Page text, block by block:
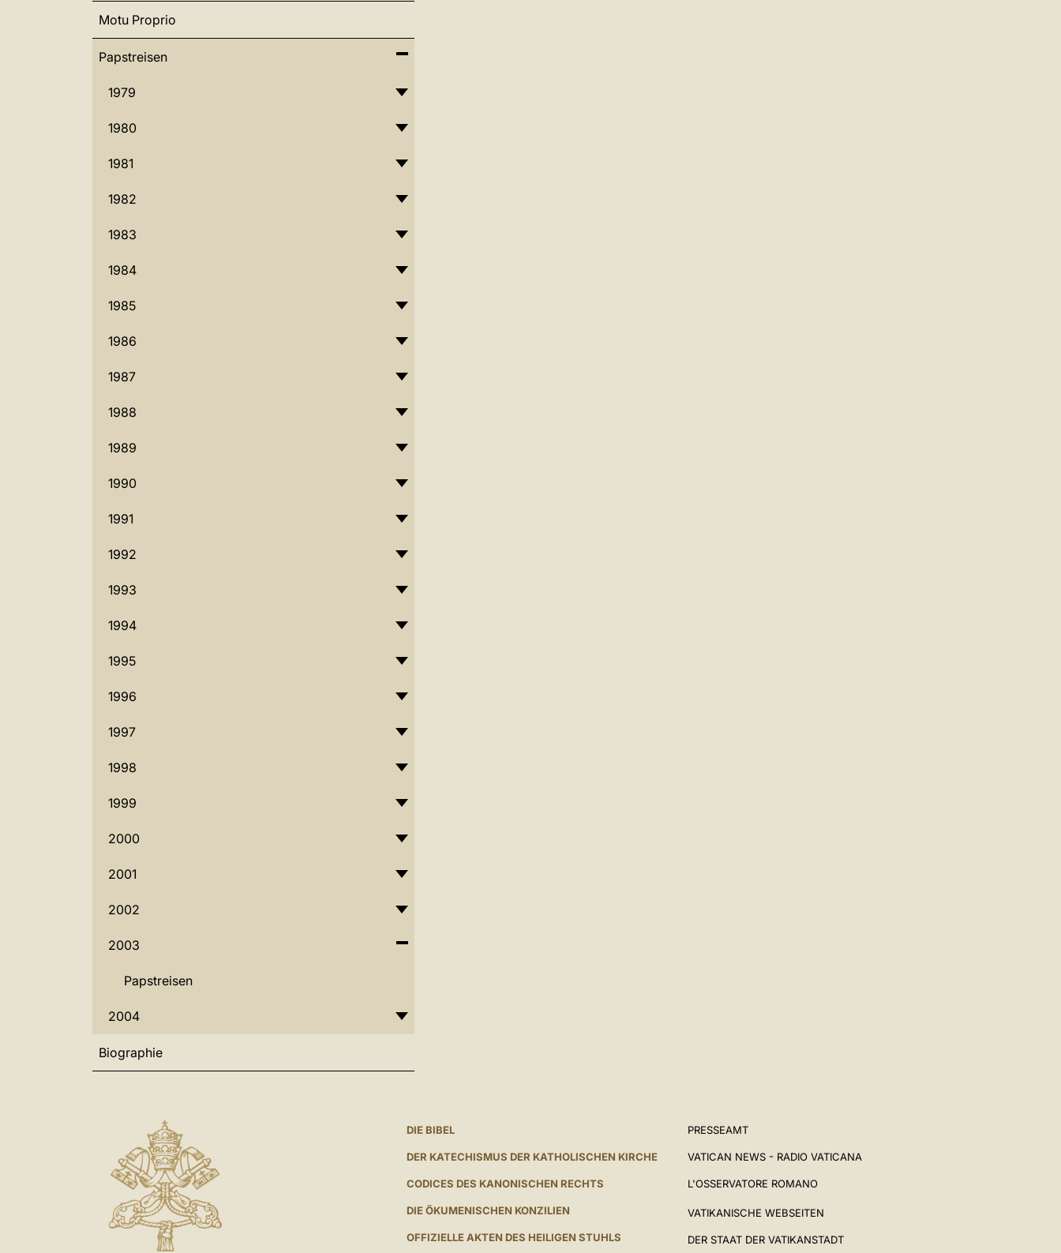
Motu Proprio
Papstreisen
1979
1980
1981
1982
1983
1984
1985
1986
1987
1988
1989
1990
1991
1992
1993
1994
1995
1996
1997
1998
1999
2000
2001
2002
2003
Papstreisen
2004
Biographie
DIE BIBEL
DER KATECHISMUS DER KATHOLISCHEN KIRCHE
CODICES DES KANONISCHEN RECHTS
DIE ÖKUMENISCHEN KONZILIEN
OFFIZIELLE AKTEN DES HEILIGEN STUHLS
PRESSEAMT
VATICAN NEWS - RADIO VATICANA
L'OSSERVATORE ROMANO
VATIKANISCHE WEBSEITEN
DER STAAT DER VATIKANSTADT